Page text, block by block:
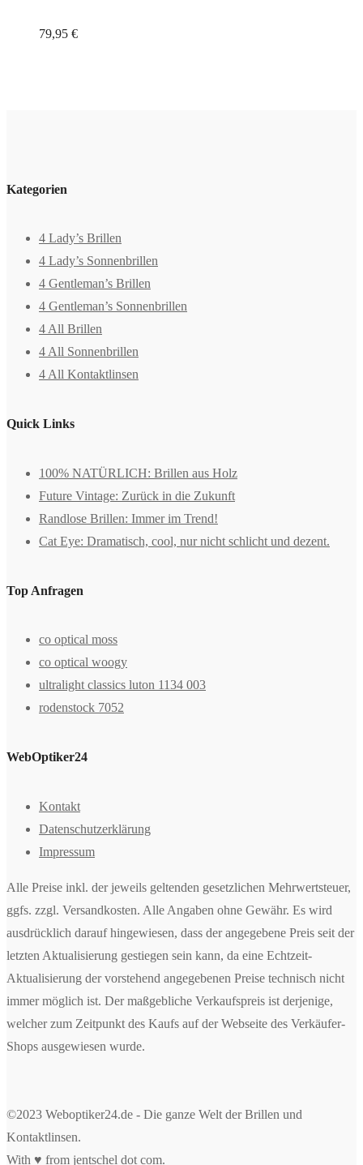
79,95 €
Kategorien
4 Lady’s Brillen
4 Lady’s Sonnenbrillen
4 Gentleman’s Brillen
4 Gentleman’s Sonnenbrillen
4 All Brillen
4 All Sonnenbrillen
4 All Kontaktlinsen
Quick Links
100% NATÜRLICH: Brillen aus Holz
Future Vintage: Zurück in die Zukunft
Randlose Brillen: Immer im Trend!
Cat Eye: Dramatisch, cool, nur nicht schlicht und dezent.
Top Anfragen
co optical moss
co optical woogy
ultralight classics luton 1134 003
rodenstock 7052
WebOptiker24
Kontakt
Datenschutzerklärung
Impressum
Alle Preise inkl. der jeweils geltenden gesetzlichen Mehrwertsteuer,
ggfs. zzgl. Versandkosten. Alle Angaben ohne Gewähr. Es wird
ausdrücklich darauf hingewiesen, dass der angegebene Preis seit der
letzten Aktualisierung gestiegen sein kann, da eine Echtzeit-
Aktualisierung der vorstehend angegebenen Preise technisch nicht
immer möglich ist. Der maßgebliche Verkaufspreis ist derjenige,
welcher zum Zeitpunkt des Kaufs auf der Webseite des Verkäufer-
Shops ausgewiesen wurde.
©2023 Weboptiker24.de - Die ganze Welt der Brillen und
Kontaktlinsen.
With ♥ from jentschel dot com.